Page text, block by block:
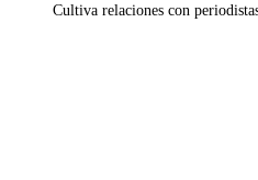
Cultiva relaciones con